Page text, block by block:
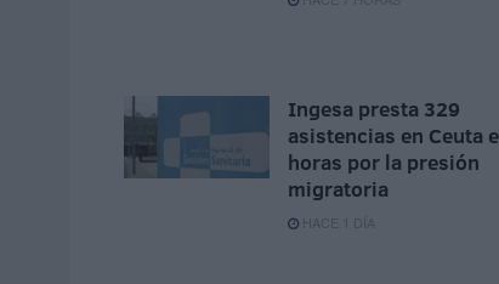
Ingesa presta 329
asistencias en Ceuta
horas por la presión
migratoria
HACE 1 DÍA